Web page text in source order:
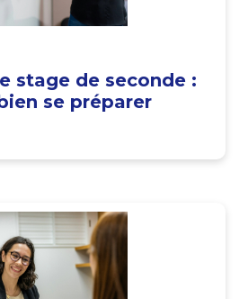
stage de seconde :
se préparer